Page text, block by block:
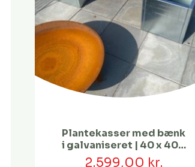
Plantekasser med bænk
i galvaniseret | 40 x 40 x
40 cm
2.599,00 kr.